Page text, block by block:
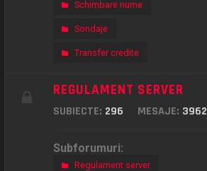
Schimbare nume
Sondaje
Transfer credite
REGULAMENT SERVER
SUBIECTE: 296 MESAJE: 3962
Subforumuri:
Regulament server